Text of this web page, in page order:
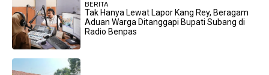
BERITA
Tak Hanya Lewat Lapor Kang Rey, Beragam
Aduan Warga Ditanggapi Bupati Subang di
Radio Benpas